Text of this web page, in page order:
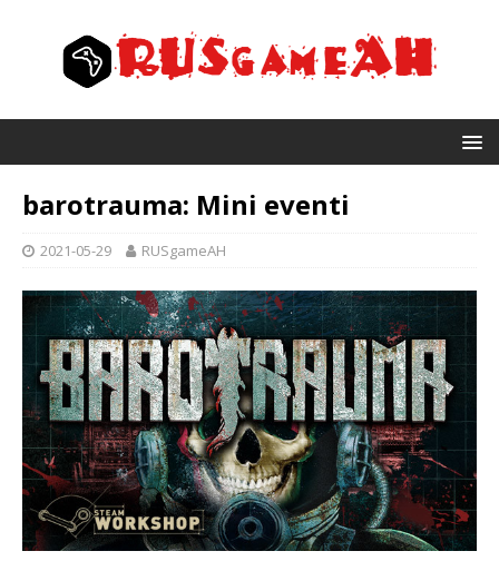
barotrauma: Mini eventi
2021-05-29 RUSgameAH